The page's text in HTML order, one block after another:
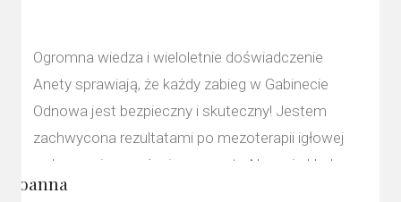
Ogromna wiedza i wieloletnie doświadczenie
Anety sprawiają, że każdy zabieg w Gabinecie
Odnowa jest bezpieczny i skuteczny! Jestem
zachwycona rezultatami po mezoterapii igłowej
wykonanej przy użyciu preparatu Neauvia Hydro
Delux. Moja skóra wygląda promieniście, drobne
Joanna